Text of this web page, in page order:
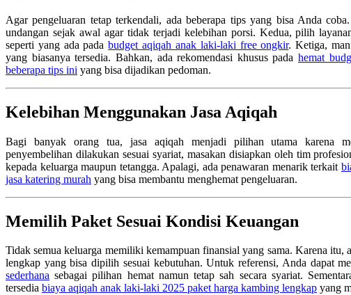
Agar pengeluaran tetap terkendali, ada beberapa tips yang bisa Anda
undangan sejak awal agar tidak terjadi kelebihan porsi. Kedua, pilih
seperti yang ada padabudget aqiqah anak laki-laki free ongkir. Ketiga,
yang biasanya tersedia. Bahkan, ada rekomendasi khusus padahemat
beberapa tips ini yang bisa dijadikan pedoman.
Kelebihan Menggunakan Jasa Aqiqah
Bagi banyak orang tua, jasa aqiqah menjadi pilihan utama karena
penyembelihan dilakukan sesuai syariat, masakan disiapkan oleh tim
kepada keluarga maupun tetangga. Apalagi, ada penawaran menarik terkait
jasa katering murah yang bisa membantu menghemat pengeluaran.
Memilih Paket Sesuai Kondisi Keuangan
Tidak semua keluarga memiliki kemampuan finansial yang sama. Karena itu,
lengkap yang bisa dipilih sesuai kebutuhan. Untuk referensi, Anda dapat
sederhana sebagai pilihan hemat namun tetap sah secara syariat.
tersedia biaya aqiqah anak laki-laki 2025 paket harga kambing lengkap yang